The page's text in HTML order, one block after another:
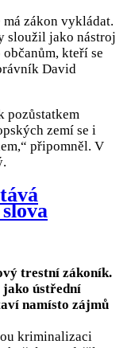
zákon vykládat.
sloužil jako nástroj
kteří se
David
pozůstatkem
zemí se i
připomněl. V
trestní zákoník.
jako ústřední
namísto zájmů
kriminalizaci